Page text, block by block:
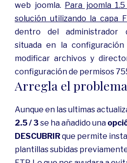
web joomla. Para joomla
solución utilizando la capa
dentro del administrador
situada en la
modificar archivos y
configuración de permisos
Arregla el
Aunque en las ultimas
2.5 / 3 se ha añadido una
DESCUBRIRque permite
plantillas subidas